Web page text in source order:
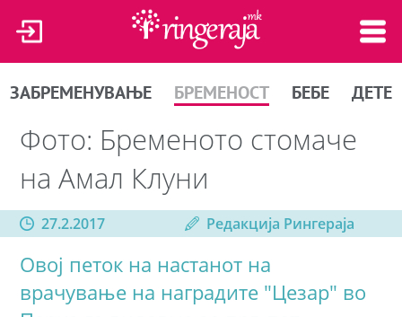
ЗАБРЕМЕНУВАЊЕ БРЕМЕНОСТ БЕБЕ ДЕТЕ
Фото: Бременото стомаче
на Амал Клуни
27.2.2017 Редакција Рингераја
Овој петок на настанот на
врачување на наградите "Цезар" во